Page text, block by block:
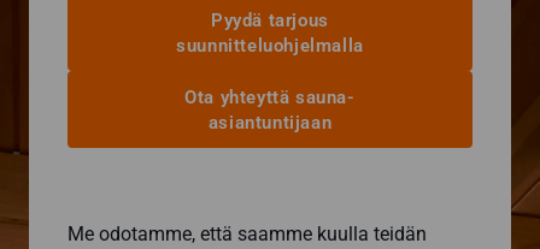
Pyydä tarjous
suunnitteluohjelmalla
Ota yhteyttä sauna-
asiantuntijaan
Me odotamme, että saamme kuulla teidän